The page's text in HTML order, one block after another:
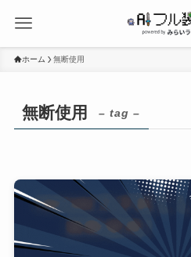
ホーム 無断使用
無断使用 – tag –